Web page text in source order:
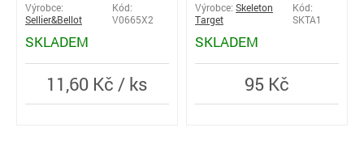
Výrobce:
Sellier&Bellot
Kód:
V0665X2
SKLADEM
11,60 Kč / ks
Výrobce: Skeleton
Target
Kód:
SKTA1
SKLADEM
95 Kč